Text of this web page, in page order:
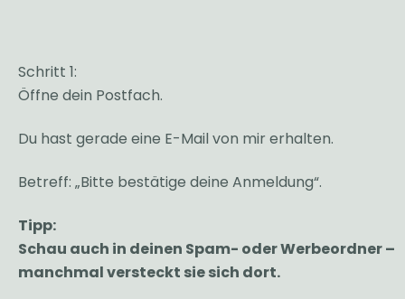
Schritt 1:
Öffne dein Postfach.
Du hast gerade eine E-Mail von mir erhalten.
Betreff: „Bitte bestätige deine Anmeldung“.
Tipp:
Schau auch in deinen Spam- oder Werbeordner –
manchmal versteckt sie sich dort.